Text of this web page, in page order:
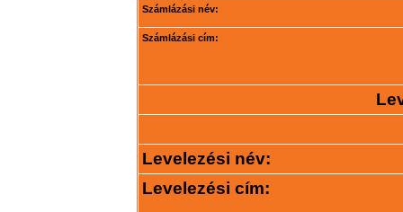
Számlázási név:
Számlázási cím:
Levelezési név:
Levelezési cím: